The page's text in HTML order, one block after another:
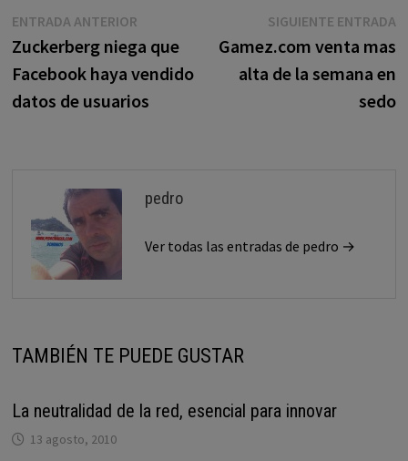
Navegación
de
entradas
ENTRADA ANTERIOREntrada
anterior:
Zuckerberg niega que
Facebook haya vendido
datos de usuarios
SIGUIENTE ENTRADA
Gamez.com venta mas
alta de la semana en
sedo
pedro
Ver todas las entradas de pedro →
TAMBIÉN TE PUEDE GUSTAR
La neutralidad de la red, esencial para innovar
13 agosto, 2010